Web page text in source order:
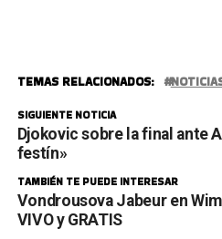
TEMAS RELACIONADOS:
SIGUIENTE NOTICIA
Djokovic sobre la final ante
festín»
TAMBIÉN TE PUEDE INTERESAR
Vondrousova Jabeur en
VIVO y GRATIS